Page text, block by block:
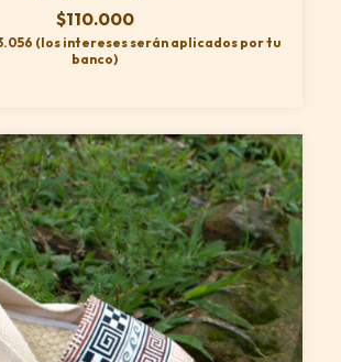
$110.000
(los intereses serán aplicados por tu
banco)